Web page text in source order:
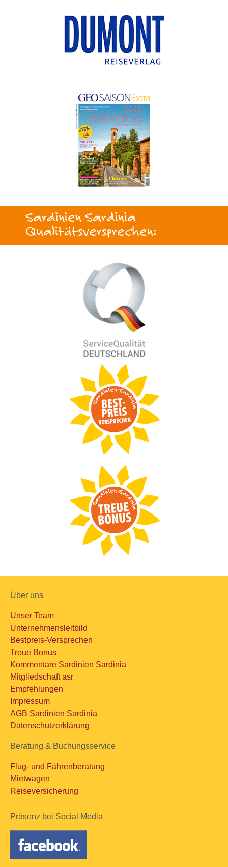
Sardinien Sardinia
Qualitätsversprechen:
Über uns
Unser Team
Unternehmensleitbild
Bestpreis-Versprechen
Treue Bonus
Kommentare Sardinien Sardinia
Mitgliedschaft asr
Empfehlungen
Impressum
AGB Sardinien Sardinia
Datenschutzerklärung
Beratung & Buchungsservice
Flug- und Fährenberatung
Mietwagen
Reiseversicherung
Präsenz bei Social Media